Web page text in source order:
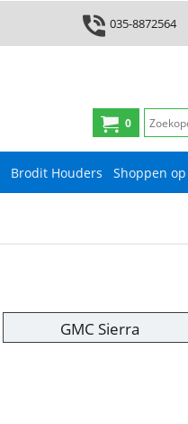
035-8872564
0
Brodit Houders Shoppen
GMC Sierra